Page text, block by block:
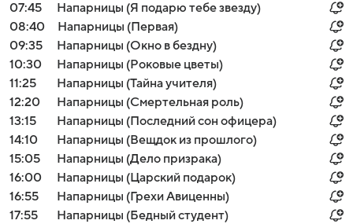
07:45
Напарницы (Я подарю тебе звезду)
08:40
Напарницы (Первая)
09:35
Напарницы (Окно в бездну)
10:30
Напарницы (Роковые цветы)
11:25
Напарницы (Тайна учителя)
12:20
Напарницы (Смертельная роль)
13:15
Напарницы (Последний сон офицера)
14:10
Напарницы (Вещдок из прошлого)
15:05
Напарницы (Дело призрака)
16:00
Напарницы (Царский подарок)
16:55
Напарницы (Грехи Авиценны)
17:55
Напарницы (Бедный студент)